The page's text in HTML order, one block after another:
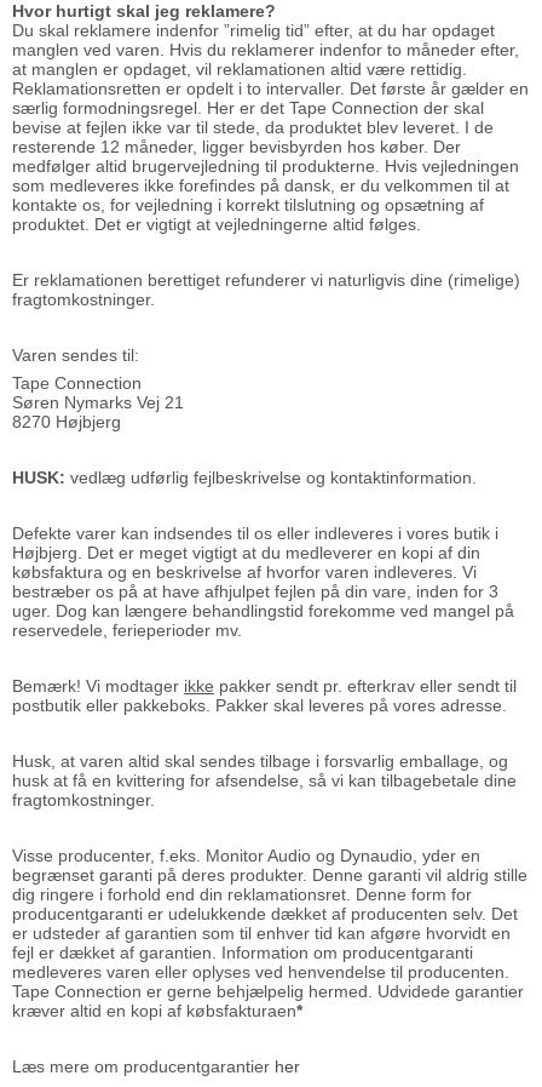
Hvor hurtigt skal jeg reklamere?
Du skal reklamere indenfor ”rimelig tid” efter, at du har opdaget
manglen ved varen. Hvis du reklamerer indenfor to måneder efter,
at manglen er opdaget, vil reklamationen altid være rettidig.
Reklamationsretten er opdelt i to intervaller. Det første år gælder en
særlig formodningsregel. Her er det Tape Connection der skal
bevise at fejlen ikke var til stede, da produktet blev leveret. I de
resterende 12 måneder, ligger bevisbyrden hos køber. Der
medfølger altid brugervejledning til produkterne. Hvis vejledningen
som medleveres ikke forefindes på dansk, er du velkommen til at
kontakte os, for vejledning i korrekt tilslutning og opsætning af
produktet. Det er vigtigt at vejledningerne altid følges.
Er reklamationen berettiget refunderer vi naturligvis dine (rimelige)
fragtomkostninger.
Varen sendes til:
Tape Connection
Søren Nymarks Vej 21
8270 Højbjerg
HUSK: vedlæg udførlig fejlbeskrivelse og kontaktinformation.
Defekte varer kan indsendes til os eller indleveres i vores butik i
Højbjerg. Det er meget vigtigt at du medleverer en kopi af din
købsfaktura og en beskrivelse af hvorfor varen indleveres. Vi
bestræber os på at have afhjulpet fejlen på din vare, inden for 3
uger. Dog kan længere behandlingstid forekomme ved mangel på
reservedele, ferieperioder mv.
Bemærk! Vi modtager ikke pakker sendt pr. efterkrav eller sendt til
postbutik eller pakkeboks. Pakker skal leveres på vores adresse.
Husk, at varen altid skal sendes tilbage i forsvarlig emballage, og
husk at få en kvittering for afsendelse, så vi kan tilbagebetale dine
fragtomkostninger.
Visse producenter, f.eks. Monitor Audio og Dynaudio, yder en
begrænset garanti på deres produkter. Denne garanti vil aldrig stille
dig ringere i forhold end din reklamationsret. Denne form for
producentgaranti er udelukkende dækket af producenten selv. Det
er udsteder af garantien som til enhver tid kan afgøre hvorvidt en
fejl er dækket af garantien. Information om producentgaranti
medleveres varen eller oplyses ved henvendelse til producenten.
Tape Connection er gerne behjælpelig hermed. Udvidede garantier
kræver altid en kopi af købsfakturaen*
Læs mere om producentgarantier her